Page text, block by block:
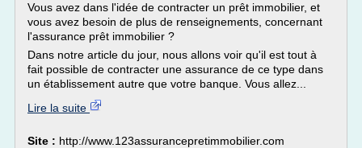
Vous avez dans l'idée de contracter un prêt immobilier, et
vous avez besoin de plus de renseignements, concernant
l'assurance prêt immobilier ?
Dans notre article du jour, nous allons voir qu'il est tout à
fait possible de contracter une assurance de ce type dans
un établissement autre que votre banque. Vous allez...
Lire la suite
Site : http://www.123assurancepretimmobilier.com